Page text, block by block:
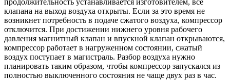
клапана на выход воздуха открыты. Если за это время не
возникнет потребность в подаче сжатого воздуха, компрессор
отключится. При достижении нижнего уровня рабочего
давления магнитный клапан и впускной клапан открываются,
компрессор работает в нагруженном состоянии, сжатый
воздух поступает в магистраль. Разбор воздуха нужно
планировать таким образом, чтобы компрессор запускался из
полностью выключенного состояния не чаще двух раз в час.